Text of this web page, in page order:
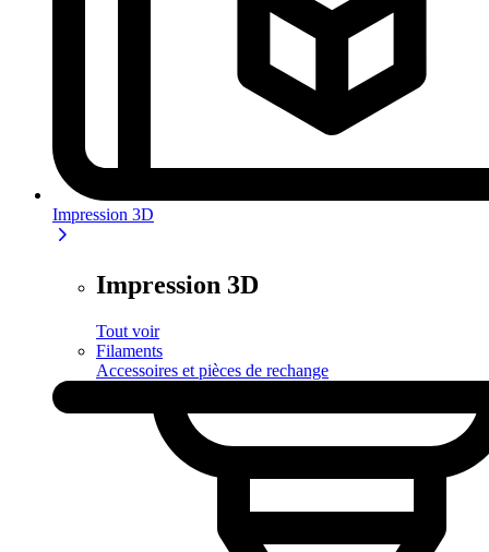
Impression 3D
Impression 3D
Tout voir
Filaments
Accessoires et pièces de rechange